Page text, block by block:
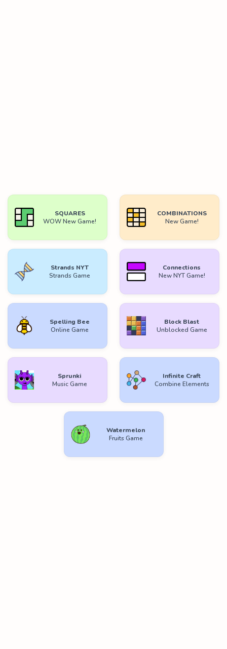
SQUARES
WOW New Game!
COMBINATIONS
New Game!
Strands NYT
Strands Game
Connections
New NYT Game!
Spelling Bee
Online Game
Block Blast
Unblocked Game
Sprunki
Music Game
Infinite Craft
Combine Elements
Watermelon
Fruits Game